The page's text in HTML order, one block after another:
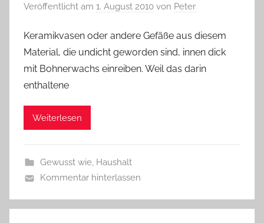
Veröffentlicht am 1. August 2010 von Peter
Keramikvasen oder andere Gefäße aus diesem
Material, die undicht geworden sind, innen dick
mit Bohnerwachs einreiben. Weil das darin
enthaltene
Weiterlesen
Gewusst wie, Haushalt
Kommentar hinterlassen